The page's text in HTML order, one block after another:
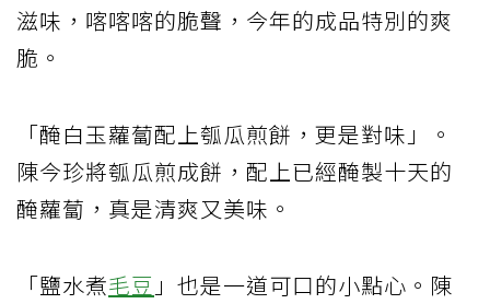
滋味，喀喀喀的脆聲，今年的成品特別的爽
脆。
「醃白玉蘿蔔配上瓠瓜煎餅，更是對味」。
陳今珍將瓠瓜煎成餅，配上已經醃製十天的
醃蘿蔔，真是清爽又美味。
「鹽水煮毛豆 」也是一道可口的小點心。陳